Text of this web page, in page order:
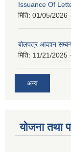
Issuance Of
मिति: 01/05/2026
बोलपत्र आव्हान
मिति: 11/21/2025
अन्य
योजना तथा